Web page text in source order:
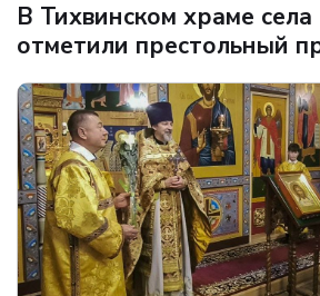
В Тихвинском храме села
отметили престольный